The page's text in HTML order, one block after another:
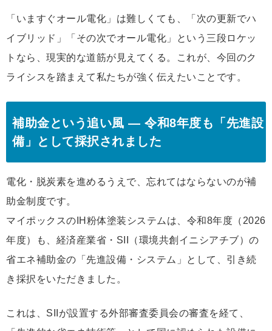
「いますぐオール電化」は難しくても、「次の更新でハ
イブリッド」「その次でオール電化」という三段ロケッ
トなら、現実的な道筋が見えてくる。これが、今回のク
ライシスを踏まえて私たちが強く伝えたいことです。
補助金という追い風 ― 令和8年度も「先進設
備」として採択されました
電化・脱炭素を進めるうえで、忘れてはならないのが補
助金制度です。
マイポックスのIH粉体塗装システムは、令和8年度（2026
年度）も、経済産業省・SII（環境共創イニシアチブ）の
省エネ補助金の「先進設備・システム」として、引き続
き採択をいただきました。
これは、SIIが設置する外部審査委員会の審査を経て、